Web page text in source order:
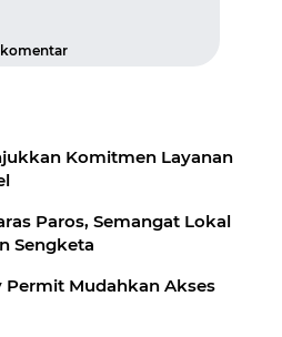
komentar
Komitmen Layanan
Paros, Semangat Lokal
Sengketa
Permit Mudahkan Akses